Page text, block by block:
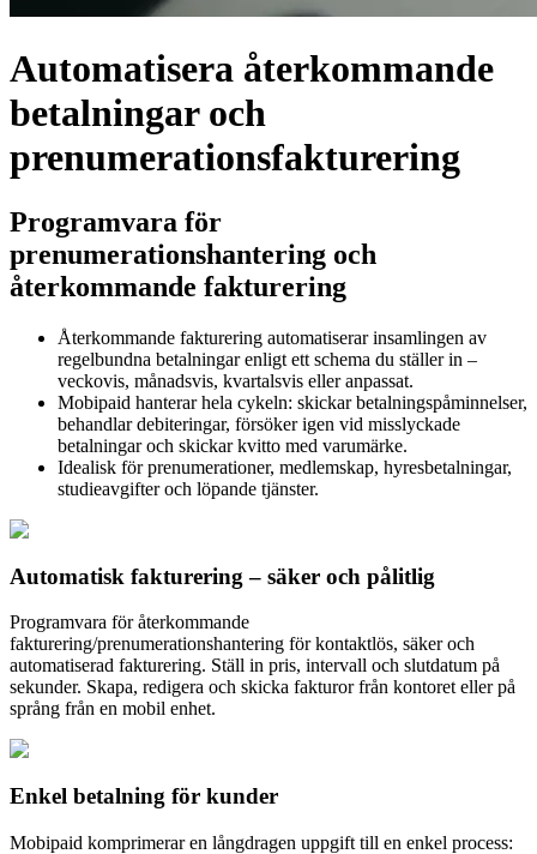
Automatisera återkommande
betalningar och
prenumerationsfakturering
Programvara för
prenumerationshantering och
återkommande fakturering
Återkommande fakturering automatiserar insamlingen av
regelbundna betalningar enligt ett schema du ställer in –
veckovis, månadsvis, kvartalsvis eller anpassat.
Mobipaid hanterar hela cykeln: skickar betalningspåminnelser,
behandlar debiteringar, försöker igen vid misslyckade
betalningar och skickar kvitto med varumärke.
Idealisk för prenumerationer, medlemskap, hyresbetalningar,
studieavgifter och löpande tjänster.
Automatisk fakturering – säker och pålitlig
Programvara för återkommande
fakturering/prenumerationshantering för kontaktlös, säker och
automatiserad fakturering. Ställ in pris, intervall och slutdatum på
sekunder. Skapa, redigera och skicka fakturor från kontoret eller på
språng från en mobil enhet.
Enkel betalning för kunder
Mobipaid komprimerar en långdragen uppgift till en enkel process: